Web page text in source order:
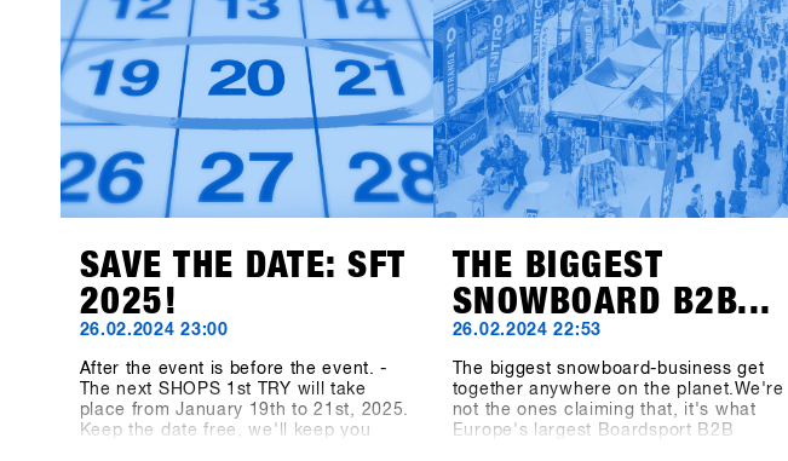
manufacturer Canary Cartel, Signal,
and Technine. A new type of binding
from Bone Binding and bottles from
Swoam Bottles, as well as re-
engineered protection gear from ruroc
and cosy gloves by Deathgrip
complete the variety of productsSoon
these brands will upload their
products, make sure sign up to SHOPS
1st BASE to check them out in
advance!
SAVE THE DATE: SFT
2025!
26.02.2024 23:00
After the event is before the event. -
The next SHOPS 1st TRY will take
place from January 19th to 21st, 2025.
Keep the date free, we'll keep you
THE BIGGEST
SNOWBOARD B2B...
26.02.2024 22:53
The biggest snowboard-business get
together anywhere on the planet.We're
not the ones claiming that, it's what
Europe's largest Boardsport B2B